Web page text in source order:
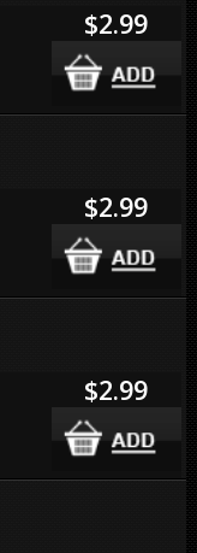
$2.99
$2.99
$2.99